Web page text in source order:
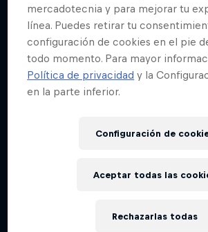
mercadotecnia y para mejorar tu
línea. Puedes retirar tu
configuración de cookies en el pie
todo momento. Para mayor
Política de privacidad y la
en la parte inferior.
Configuración de
Rechazarlas todas
Aceptar todas las